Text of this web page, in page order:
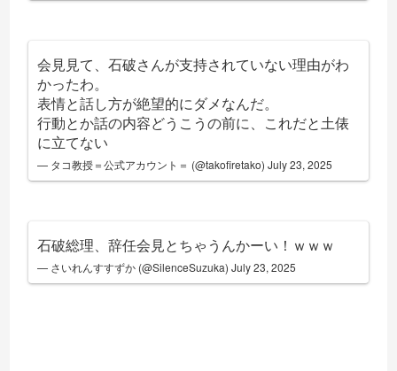
会見見て、石破さんが支持されていない理由がわ
かったわ。
表情と話し方が絶望的にダメなんだ。
行動とか話の内容どうこうの前に、これだと土俵
に立てない
— タコ教授＝公式アカウント＝ (@takofiretako)July 23, 2025
石破総理、辞任会見とちゃうんかーい！ｗｗｗ
— さいれんすすずか (@SilenceSuzuka)July 23, 2025